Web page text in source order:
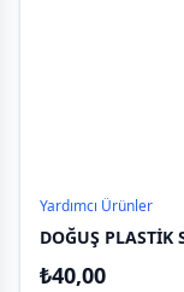
Yardımcı Ürünler
DOĞUŞ PLASTİK
₺40,00